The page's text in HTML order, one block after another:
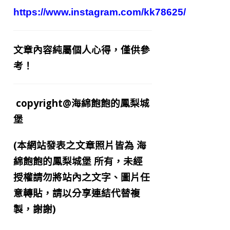
https://www.instagram.com/kk78625/
文章內容純屬個人心得，僅供參
考！
copyright@海綿飽飽的鳳梨城
堡
(本網站發表之文章照片皆為 海
綿飽飽的鳳梨城堡 所有，未經
授權請勿將站內之文字、圖片任
意轉貼，請以分享連結代替複
製，謝謝)